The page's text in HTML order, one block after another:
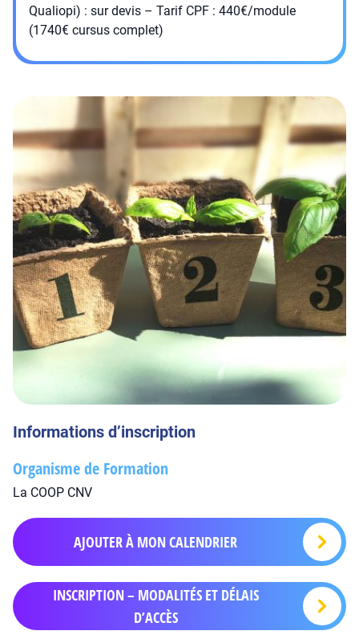
Qualiopi) : sur devis – Tarif CPF : 440€/module
(1740€ cursus complet)
Informations d’inscription
Organisme de Formation
La COOP CNV
AJOUTER À MON CALENDRIER
INSCRIPTION – MODALITÉS ET DÉLAIS
D’ACCÈS